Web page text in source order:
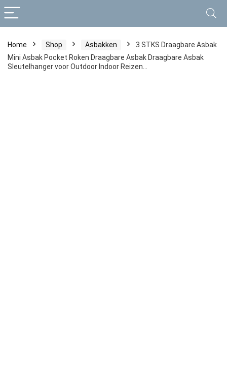
Home Shop Asbakken
3 STKS Draagbare Asbak
Mini Asbak Pocket Roken Draagbare Asbak Draagbare Asbak
Sleutelhanger voor Outdoor Indoor Reizen…